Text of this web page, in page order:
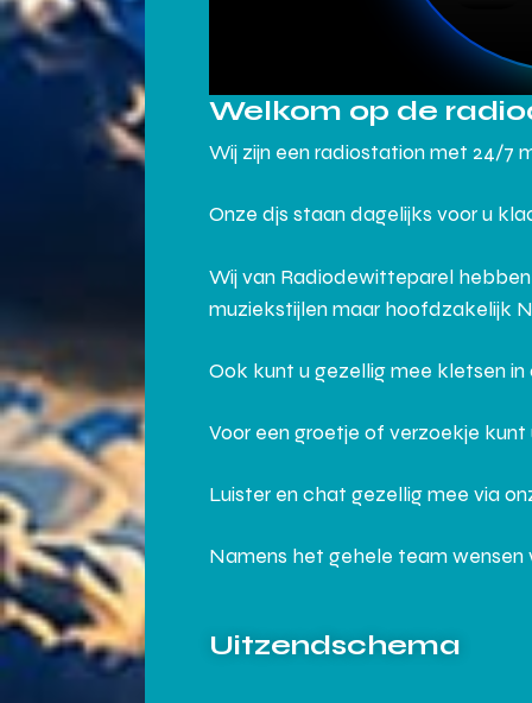
Welkom op de
Wij zijn een radiostation met 24/7
Onze djs staan dagelijks voor u
Wij van Radiodewitteparel
muziekstijlen maar hoofdzakelijk
Ook kunt u gezellig mee kletsen
Voor een groetje of verzoekje
Luister en chat gezellig mee via
Namens het gehele team wensen
Uitzendschema